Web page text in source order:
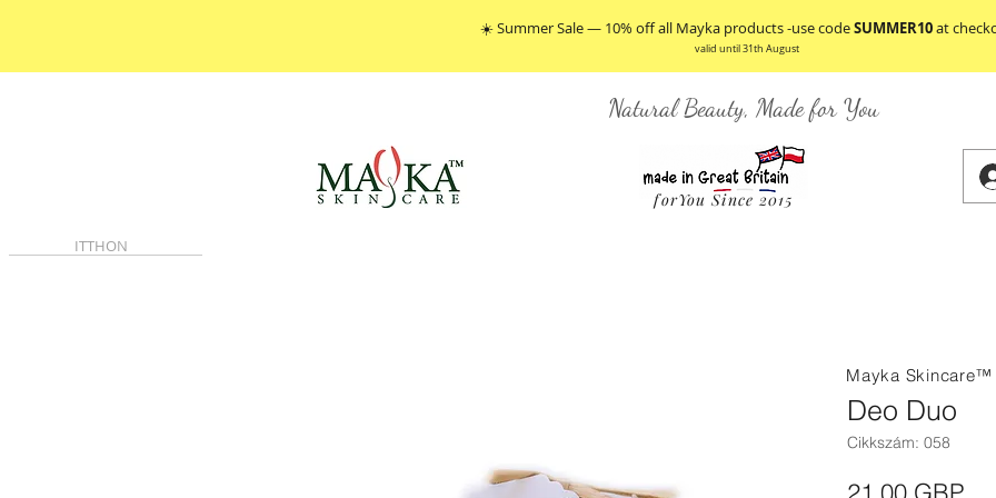
☀️ Summer Sale — 10% off all Mayka products -use codeSUMMER10at
valid until 31th August
Natural Beauty, Made for You
forYou Since 2015
ITTHON
Deo Duo
Cikkszám: 058
Ár
Mayka Skincare™